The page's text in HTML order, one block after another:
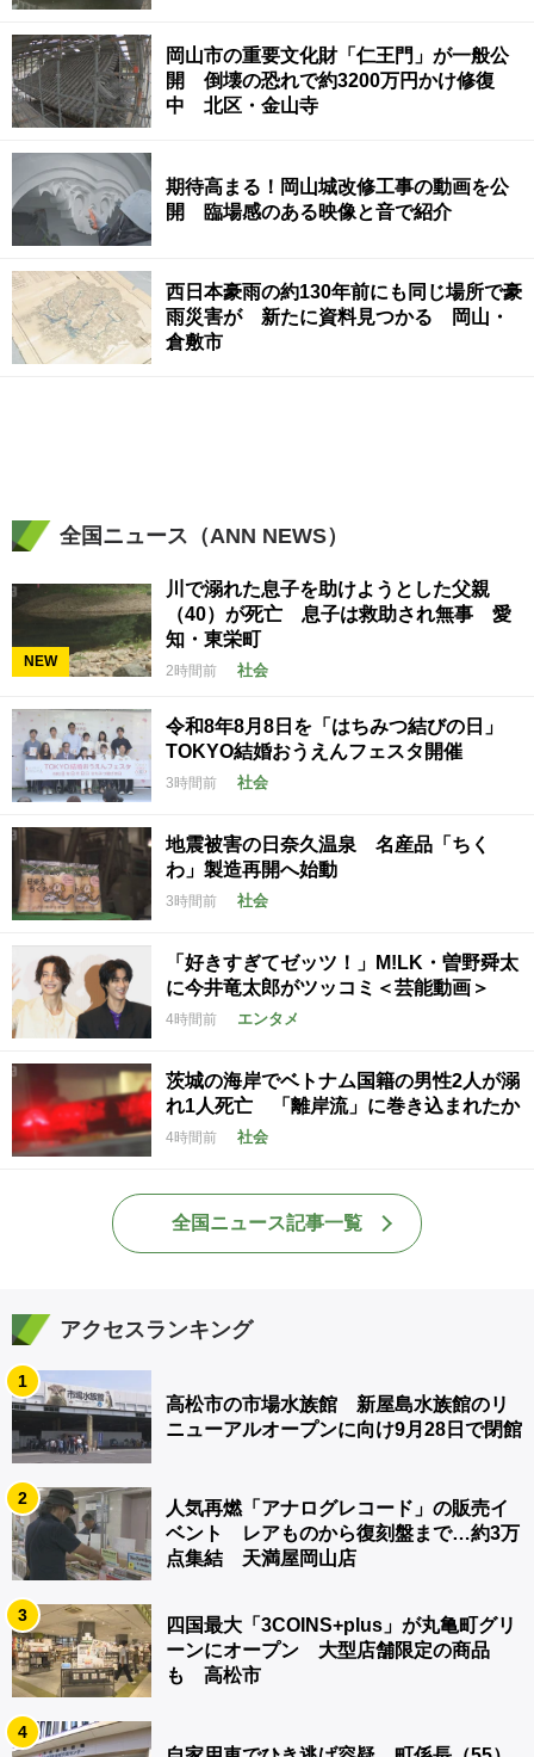
岡山市の重要文化財「仁王門」が一般公
開 倒壊の恐れで約3200万円かけ修復
中 北区・金山寺
期待高まる！岡山城改修工事の動画を公
開 臨場感のある映像と音で紹介
西日本豪雨の約130年前にも同じ場所で豪
雨災害が 新たに資料見つかる 岡山・
倉敷市
全国ニュース（ANN NEWS）
NEW
川で溺れた息子を助けようとした父親
（40）が死亡 息子は救助され無事 愛
知・東栄町
2時間前 社会
令和8年8月8日を「はちみつ結びの日」
TOKYO結婚おうえんフェスタ開催
3時間前 社会
地震被害の日奈久温泉 名産品「ちく
わ」製造再開へ始動
3時間前 社会
「好きすぎてゼッツ！」M!LK・曽野舜太
に今井竜太郎がツッコミ＜芸能動画＞
4時間前 エンタメ
茨城の海岸でベトナム国籍の男性2人が溺
れ1人死亡 「離岸流」に巻き込まれたか
4時間前 社会
全国ニュース記事一覧
アクセスランキング
1
高松市の市場水族館 新屋島水族館のリ
ニューアルオープンに向け9月28日で閉館
2
人気再燃「アナログレコード」の販売イ
ベント レアものから復刻盤まで…約3万
点集結 天満屋岡山店
3
四国最大「3COINS+plus」が丸亀町グリ
ーンにオープン 大型店舗限定の商品
も 高松市
4